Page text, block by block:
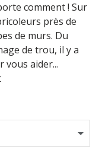
comment ! Sur
près de
de murs. Du
de trou, il y a
aider...